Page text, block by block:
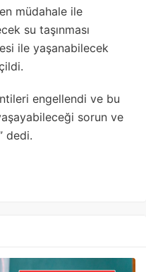
müdahale ile
su taşınması
ile yaşanabilecek
engellendi ve bu
sorun ve
dedi.